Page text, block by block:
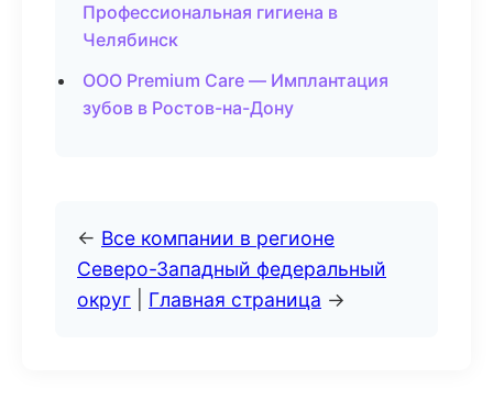
Профессиональная гигиена в
Челябинск
ООО Premium Care — Имплантация
зубов в Ростов-на-Дону
← Все компании в регионе
Северо-Западный федеральный
округ
Главная страница →